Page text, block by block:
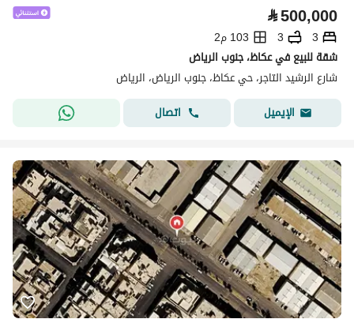
⃁500,000
3
3
103 م2
شقة للبيع في عكاظ، جنوب الرياض
شارع الرشيد التاجر، حي عكاظ، جنوب الرياض، الرياض
الإيميل
اتصال